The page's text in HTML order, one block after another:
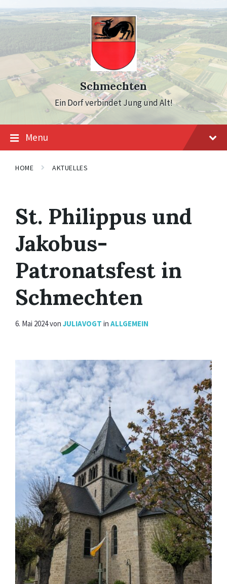
to
content
to
main
to
footer
Schmechten
Ein Dorf verbindet Jung und Alt!
Menu
HOME AKTUELLES
St. Philippus und
Jakobus-
Patronatsfest in
Schmechten
6. Mai 2024von JULIAVOGT in ALLGEMEIN